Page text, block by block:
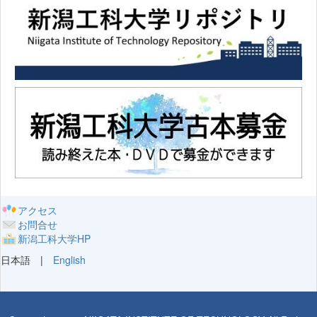
アクセス
お問合せ
新潟工科大学HP
日本語 | English